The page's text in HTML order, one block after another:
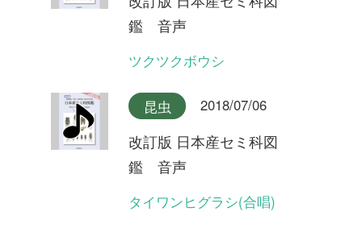
改訂版 日本産セミ科図
イワサキヒメハルゼミ
昆虫 2018/07/06
改訂版 日本産セミ科図
鑑 音声